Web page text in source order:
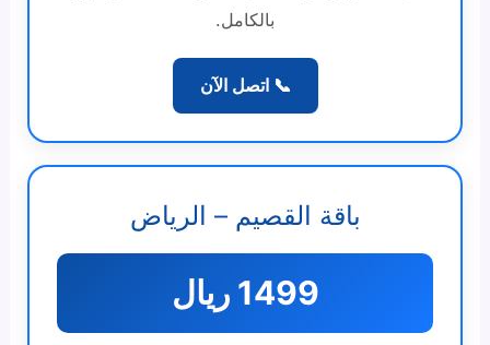
بالكامل.
📞 اتصل الآن
باقة القصيم – الرياض
1499 ريال